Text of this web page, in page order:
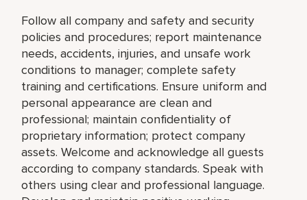
Follow all company and safety and security
policies and procedures; report maintenance
needs, accidents, injuries, and unsafe work
conditions to manager; complete safety
training and certifications. Ensure uniform and
personal appearance are clean and
professional; maintain confidentiality of
proprietary information; protect company
assets. Welcome and acknowledge all guests
according to company standards. Speak with
others using clear and professional language.